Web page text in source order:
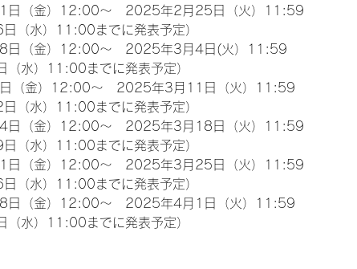
日（金）12:00～　2025年2月25日（火）11:59
（水）11:00までに発表予定）
日（金）12:00～　2025年3月4日(火）11:59
（水）11:00までに発表予定）
（金）12:00～　2025年3月11日（火）11:59
（水）11:00までに発表予定）
日（金）12:00～　2025年3月18日（火）11:59
（水）11:00までに発表予定）
日（金）12:00～　2025年3月25日（火）11:59
（水）11:00までに発表予定）
日（金）12:00～　2025年4月1日（火）11:59
（水）11:00までに発表予定）